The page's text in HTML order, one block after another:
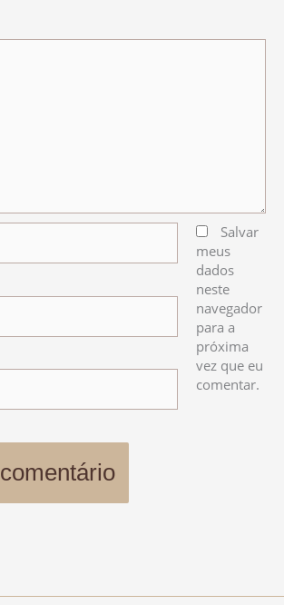
Salvar
meus
dados
neste
navegador
para a
próxima
vez que eu
comentar.